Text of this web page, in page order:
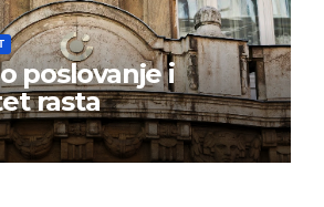
poslovanje i
rasta